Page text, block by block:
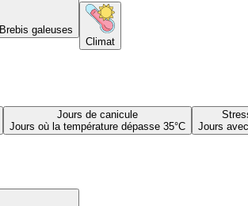
Brebis galeuses
Climat
Jours de canicule
Jours où la température dépasse 35°C
Jours